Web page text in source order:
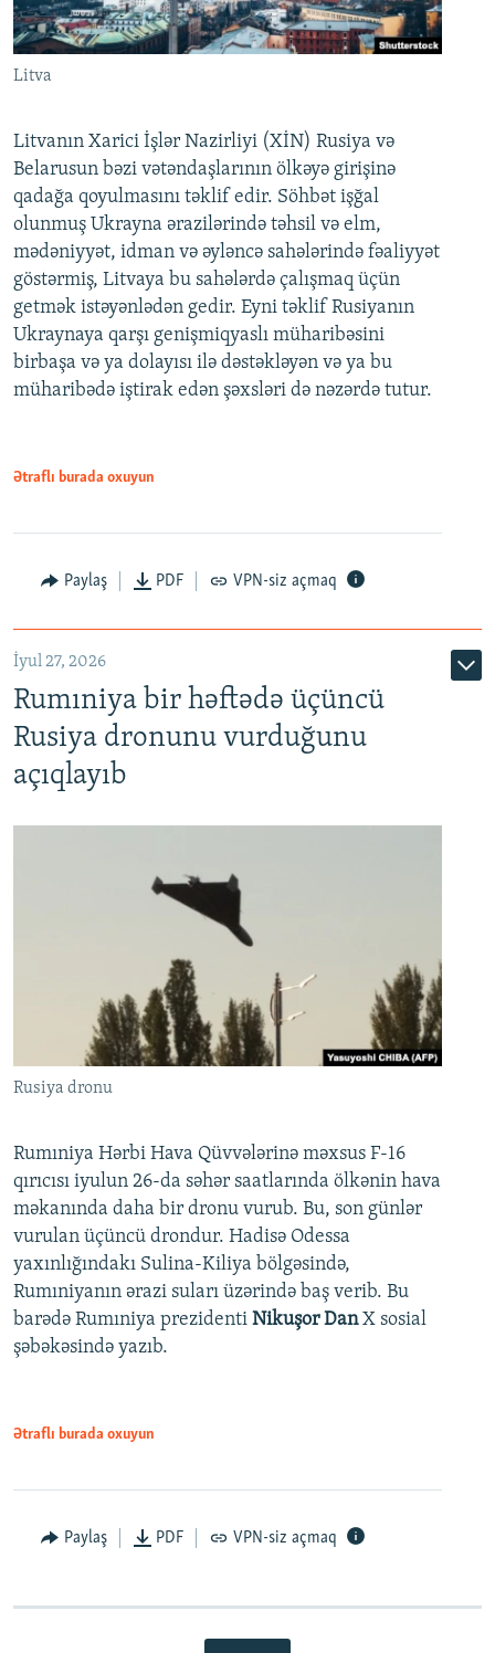
Litva
Litvanın Xarici İşlər Nazirliyi (XİN) Rusiya və
Belarusun bəzi vətəndaşlarının ölkəyə girişinə
qadağa qoyulmasını təklif edir. Söhbət işğal
olunmuş Ukrayna ərazilərində təhsil və elm,
mədəniyyət, idman və əyləncə sahələrində fəaliyyət
göstərmiş, Litvaya bu sahələrdə çalışmaq üçün
getmək istəyənlədən gedir. Eyni təklif Rusiyanın
Ukraynaya qarşı genişmiqyaslı müharibəsini
birbaşa və ya dolayısı ilə dəstəkləyən və ya bu
müharibədə iştirak edən şəxsləri də nəzərdə tutur.
Ətraflı burada oxuyun
Paylaş PDF VPN-siz açmaq
İyul 27, 2026
Rumıniya bir həftədə üçüncü
Rusiya dronunu vurduğunu
açıqlayıb
Rusiya dronu
Rumıniya Hərbi Hava Qüvvələrinə məxsus F-16
qırıcısı iyulun 26-da səhər saatlarında ölkənin hava
məkanında daha bir dronu vurub. Bu, son günlər
vurulan üçüncü drondur. Hadisə Odessa
yaxınlığındakı Sulina-Kiliya bölgəsində,
Rumıniyanın ərazi suları üzərində baş verib. Bu
barədə Rumıniya prezidenti Nikuşor DanX sosial
şəbəkəsində yazıb.
Ətraflı burada oxuyun
Paylaş PDF VPN-siz açmaq